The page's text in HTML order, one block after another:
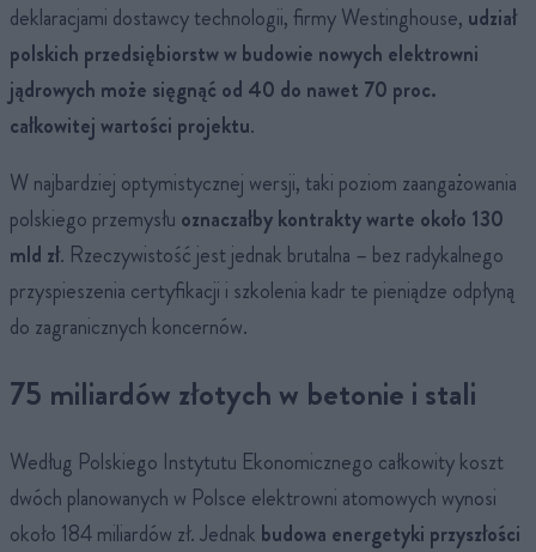
deklaracjami dostawcy technologii, firmy Westinghouse, udział
polskich przedsiębiorstw w budowie nowych elektrowni
jądrowych może sięgnąć od 40 do nawet 70 proc.
całkowitej wartości projektu.
W najbardziej optymistycznej wersji, taki poziom zaangażowania
polskiego przemysłu oznaczałby kontrakty warte około 130
mld zł. Rzeczywistość jest jednak brutalna – bez radykalnego
przyspieszenia certyfikacji i szkolenia kadr te pieniądze odpłyną
do zagranicznych koncernów.
75 miliardów złotych w betonie i stali
Według Polskiego Instytutu Ekonomicznego całkowity koszt
dwóch planowanych w Polsce elektrowni atomowych wynosi
około 184 miliardów zł. Jednak budowa energetyki przyszłości